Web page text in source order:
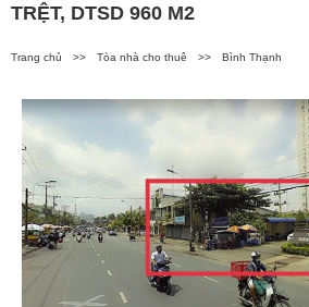
TRỆT, DTSD 960 M2
Trang chủ >> Tòa nhà cho thuê >> Bình Thạnh